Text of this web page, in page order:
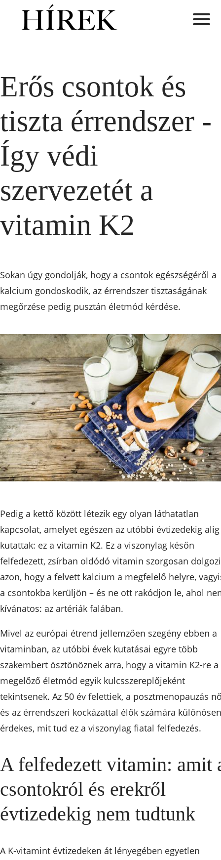
Erős csontok és
tiszta érrendszer -
Így védi
szervezetét a
vitamin K2
Sokan úgy gondolják, hogy a csontok egészségéről a
kalcium gondoskodik, az érrendszer tisztaságának
megőrzése pedig pusztán életmód kérdése.
Pedig a kettő között létezik egy olyan láthatatlan
kapcsolat, amelyet egészen az utóbbi évtizedekig alig
kutattak: ez a vitamin K2. Ez a viszonylag későn
felfedezett, zsírban oldódó vitamin szorgosan
azon, hogy a felvett kalcium a megfelelő helyre,
a csontokba kerüljön – és ne ott rakódjon le, ahol
kívánatos: az artériák falában.
Mivel az európai étrend jellemzően szegény ebben a
vitaminban, az utóbbi évek kutatásai egyre több
szakembert ösztönöznek arra, hogy a vitamin K2-re a
megelőző életmód egyik kulcsszereplőjeként
tekintsenek. Az 50 év felettiek, a posztmenopauzás
és az érrendszeri kockázattal élők számára különösen
érdekes, mit tud ez a viszonylag fiatal felfedezés.
A felfedezett vitamin: amit
csontokról és erekről
évtizedekig nem tudtunk
A K-vitamint évtizedeken át lényegében egyetlen